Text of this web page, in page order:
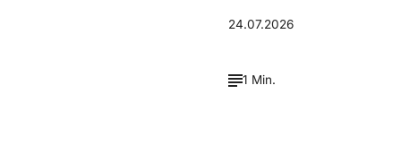
24.07.2026
1 Min.